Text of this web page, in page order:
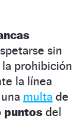
sin
prohibición
la línea
multa de
puntos del